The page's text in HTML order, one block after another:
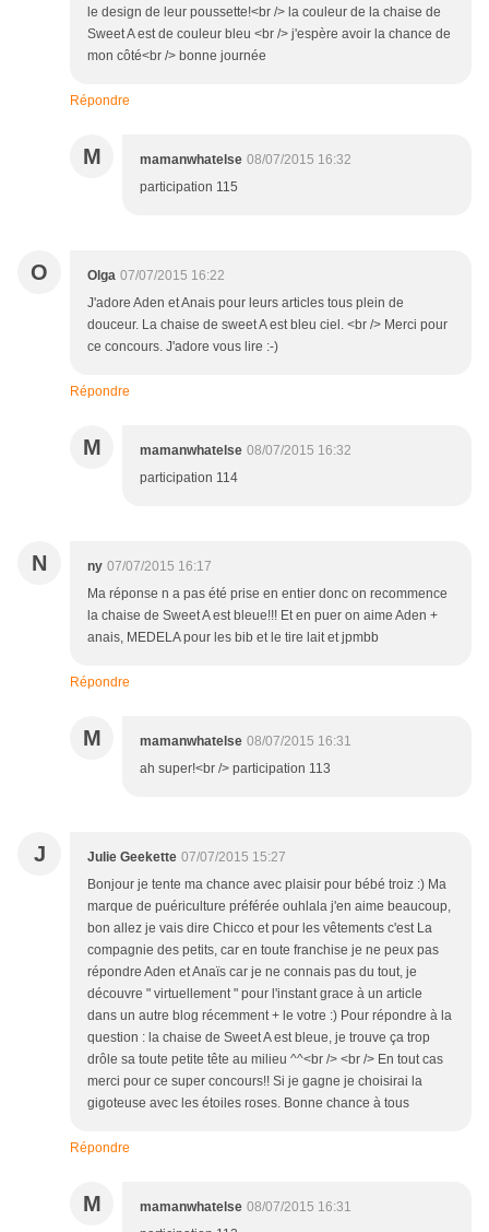
le design de leur poussette!<br /> la couleur de la chaise de
Sweet A est de couleur bleu <br /> j'espère avoir la chance de
mon côté<br /> bonne journée
Répondre
M mamanwhatelse 08/07/2015 16:32
participation 115
O Olga 07/07/2015 16:22
J'adore Aden et Anais pour leurs articles tous plein de
douceur. La chaise de sweet A est bleu ciel. <br /> Merci pour
ce concours. J'adore vous lire :-)
Répondre
M mamanwhatelse 08/07/2015 16:32
participation 114
N ny 07/07/2015 16:17
Ma réponse n a pas été prise en entier donc on recommence
la chaise de Sweet A est bleue!!! Et en puer on aime Aden +
anais, MEDELA pour les bib et le tire lait et jpmbb
Répondre
M mamanwhatelse 08/07/2015 16:31
ah super!<br /> participation 113
J Julie Geekette 07/07/2015 15:27
Bonjour je tente ma chance avec plaisir pour bébé troiz :) Ma
marque de puériculture préférée ouhlala j'en aime beaucoup,
bon allez je vais dire Chicco et pour les vêtements c'est La
compagnie des petits, car en toute franchise je ne peux pas
répondre Aden et Anaïs car je ne connais pas du tout, je
découvre " virtuellement " pour l'instant grace à un article
dans un autre blog récemment + le votre :) Pour répondre à la
question : la chaise de Sweet A est bleue, je trouve ça trop
drôle sa toute petite tête au milieu ^^<br /> <br /> En tout cas
merci pour ce super concours!! Si je gagne je choisirai la
gigoteuse avec les étoiles roses. Bonne chance à tous
Répondre
M mamanwhatelse 08/07/2015 16:31